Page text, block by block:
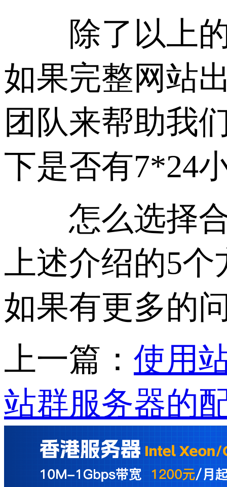
除了以上的
如果完整网站
团队来帮助我
下是否有7*24
怎么选择合
上述介绍的5
如果有更多的
上一篇： 使用
站群服务器的